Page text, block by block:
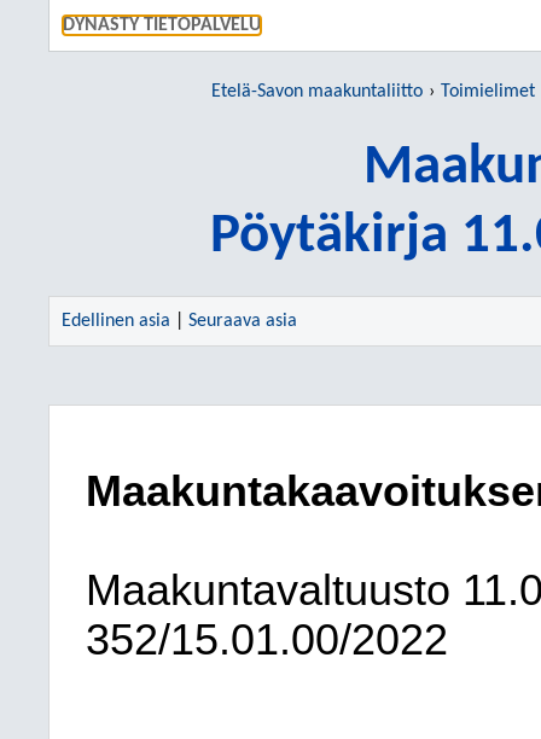
DYNASTY TIETOPALVELU
Etelä-Savon maakuntaliitto Toimielimet
Pöytäkirja
Edellinen asia Seuraava asia
Maakuntavaltuusto
352/15.01.00/2022